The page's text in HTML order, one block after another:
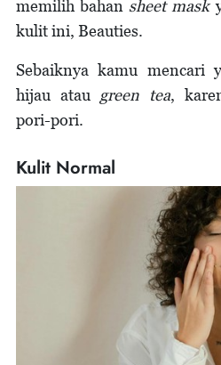
memilih bahan sheet mask
kulit ini, Beauties.
Sebaiknya kamu mencari
hijau atau green tea,
pori-pori.
Kulit Normal